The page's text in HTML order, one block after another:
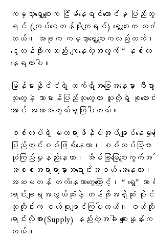
ကမ္ဘာ့ရွှေစျေးက ငြိမ်နေရင်တောင်မှ ပြည်တွင်
ရင် (ကျပ်ငွေတန်ဖိုးကျရင်) ရွှေစျေးက တ
တယ်။ အခုက ကမ္ဘာ့ရွှေစျေးကလည်းတက်၊
ငွေတန်ဖိုးကလည်း ကျနေတဲ့အတွက် “ နှစ်
နေရတာပါ။
မြန်မာနိုင်ငံရဲ့ လက်ရှိအခြေအနေမှာ စီးပွား
သူတွေနဲ့ သာမာန်ပြည်သူတွေဟာ သူတို့ရဲ့ စုဆောင်
အောင် အကာအကွယ်ရှာကြပါတယ်။
စစ်တပ်ရဲ့ မတရားဖိနှိပ်အုပ်ချုပ်နေမှုကြ
ပြည်တွင်းစစ်ဖြစ်နေတာ၊ စစ်တပ်သြဇာ
ယုံကြည်မှုနည်းနေတာ၊ အိမ်ခြံမြေစျေးကွ
အစစအရာရာမှာအရောင်းအဝယ် အေးနေတာ၊
အဆမတန် တက်နေတာတွေကြောင့်၊ “ ရွှေ” ဟ
ရောင်းချရအလွယ်ဆုံးနဲ့ တန်ဖိုးအရှိဆုံး
လူတိုင်းက ဝယ်စုချင်ကြပါတယ်။ ဝယ်လိုအား
ရောင်းလိုအား(Supply) နည်းတဲ့အခါ စျေးနှုန်
တယ်။